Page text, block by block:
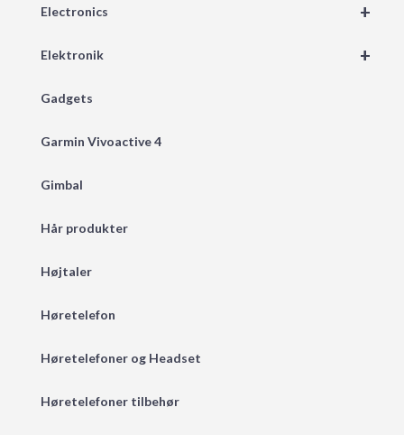
+
Electronics
+
Elektronik
Gadgets
Garmin Vivoactive 4
Gimbal
Hår produkter
Højtaler
Høretelefon
Høretelefoner og Headset
Høretelefoner tilbehør